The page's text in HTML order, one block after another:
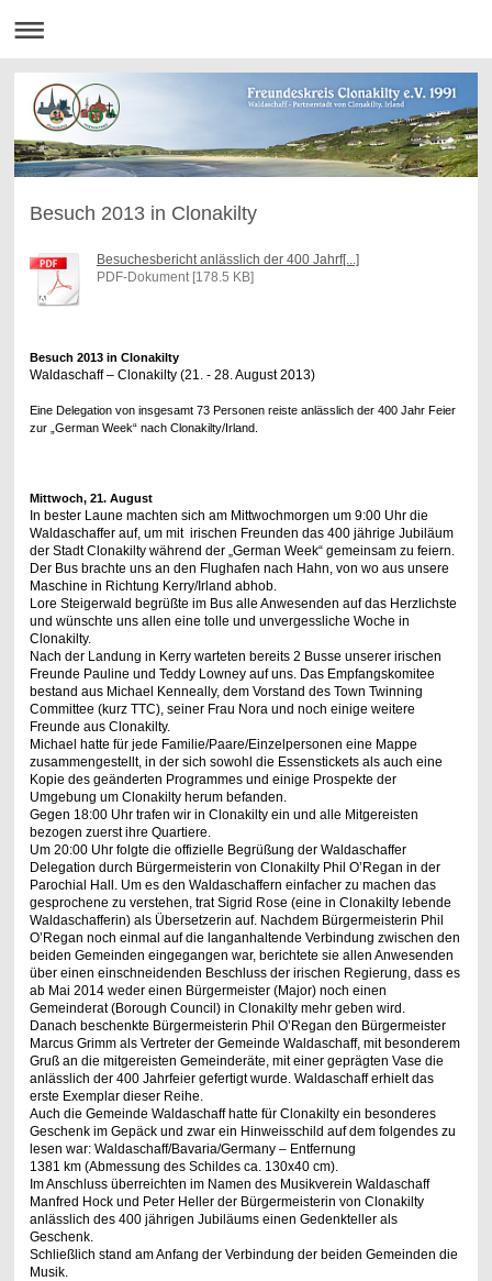
Besuch 2013 in Clonakilty
Besuchesbericht anlässlich der 400 Jahrf[...]
PDF-Dokument [178.5 KB]
Besuch 2013 in Clonakilty
Waldaschaff – Clonakilty (21. - 28. August 2013)
Eine Delegation von insgesamt 73 Personen reiste anlässlich der 400 Jahr Feier
zur „German Week“ nach Clonakilty/Irland.
Mittwoch, 21. August
In bester Laune machten sich am Mittwochmorgen um 9:00 Uhr die
Waldaschaffer auf, um mit irischen Freunden das 400 jährige Jubiläum
der Stadt Clonakilty während der „German Week“ gemeinsam zu feiern.
Der Bus brachte uns an den Flughafen nach Hahn, von wo aus unsere
Maschine in Richtung Kerry/Irland abhob.
Lore Steigerwald begrüßte im Bus alle Anwesenden auf das Herzlichste
und wünschte uns allen eine tolle und unvergessliche Woche in
Clonakilty.
Nach der Landung in Kerry warteten bereits 2 Busse unserer irischen
Freunde Pauline und Teddy Lowney auf uns. Das Empfangskomitee
bestand aus Michael Kenneally, dem Vorstand des Town Twinning
Committee (kurz TTC), seiner Frau Nora und noch einige weitere
Freunde aus Clonakilty.
Michael hatte für jede Familie/Paare/Einzelpersonen eine Mappe
zusammengestellt, in der sich sowohl die Essenstickets als auch eine
Kopie des geänderten Programmes und einige Prospekte der
Umgebung um Clonakilty herum befanden.
Gegen 18:00 Uhr trafen wir in Clonakilty ein und alle Mitgereisten
bezogen zuerst ihre Quartiere.
Um 20:00 Uhr folgte die offizielle Begrüßung der Waldaschaffer
Delegation durch Bürgermeisterin von Clonakilty Phil O’Regan in der
Parochial Hall. Um es den Waldaschaffern einfacher zu machen das
gesprochene zu verstehen, trat Sigrid Rose (eine in Clonakilty lebende
Waldaschafferin) als Übersetzerin auf. Nachdem Bürgermeisterin Phil
O’Regan noch einmal auf die langanhaltende Verbindung zwischen den
beiden Gemeinden eingegangen war, berichtete sie allen Anwesenden
über einen einschneidenden Beschluss der irischen Regierung, dass es
ab Mai 2014 weder einen Bürgermeister (Major) noch einen
Gemeinderat (Borough Council) in Clonakilty mehr geben wird.
Danach beschenkte Bürgermeisterin Phil O’Regan den Bürgermeister
Marcus Grimm als Vertreter der Gemeinde Waldaschaff, mit besonderem
Gruß an die mitgereisten Gemeinderäte, mit einer geprägten Vase die
anlässlich der 400 Jahrfeier gefertigt wurde. Waldaschaff erhielt das
erste Exemplar dieser Reihe.
Auch die Gemeinde Waldaschaff hatte für Clonakilty ein besonderes
Geschenk im Gepäck und zwar ein Hinweisschild auf dem folgendes zu
lesen war: Waldaschaff/Bavaria/Germany – Entfernung
1381 km (Abmessung des Schildes ca. 130x40 cm).
Im Anschluss überreichten im Namen des Musikverein Waldaschaff
Manfred Hock und Peter Heller der Bürgermeisterin von Clonakilty
anlässlich des 400 jährigen Jubiläums einen Gedenkteller als
Geschenk.
Schließlich stand am Anfang der Verbindung der beiden Gemeinden die
Musik.